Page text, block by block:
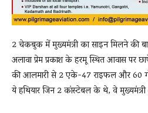
2 चेकबुक में मुख्यमंत्री का साइन मिलने की
अलावा प्रेम प्रकाश के हरमू स्थित आवास पर
की आलमारी से 2 एके-47 राइफल और 60
ये हथियार जिन 2 कांस्टेबल के थे, वे